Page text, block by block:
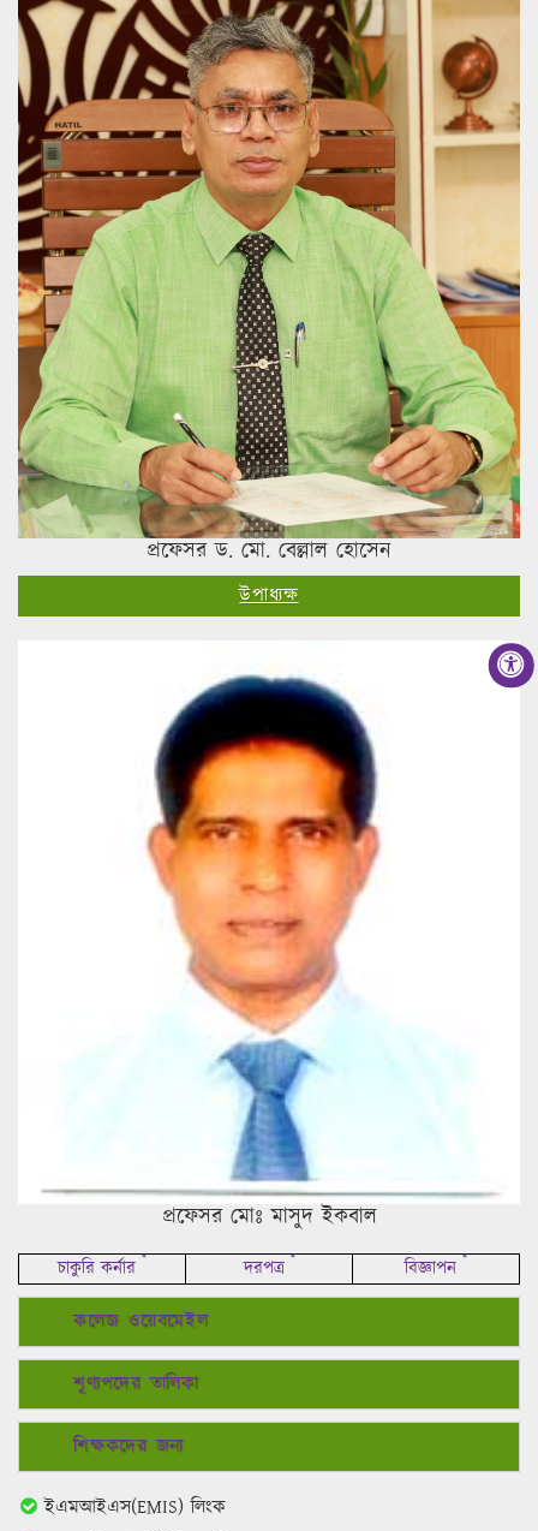
প্রফেসর ড. মো. বেল্লাল হোসেন
উপাধ্যক্ষ
প্রফেসর মোঃ মাসুদ ইকবাল
চাকুরি কর্নার * দরপত্র * বিজ্ঞাপন *
কলেজ ওয়েবমেইল
শূণ্যপদের তালিকা
শিক্ষকদের জন্য
ইএমআইএস(EMIS) লিংক